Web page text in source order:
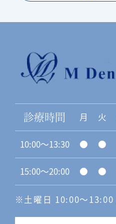
診療時間 月 火
10:00〜13:30 ● ●
15:00〜20:00 ● ●
※土曜日 10:00〜